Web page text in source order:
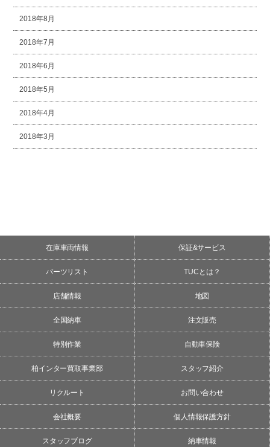
2018年8月
2018年7月
2018年6月
2018年5月
2018年4月
2018年3月
在庫車両情報 保証&サービス
パーツリスト TUCとは？
店舗情報 地図
全国納車 注文販売
特別作業 自動車保険
柏インター買取事業部 スタッフ紹介
リクルート お問い合わせ
会社概要 個人情報保護方針
スタッフブログ 納車情報